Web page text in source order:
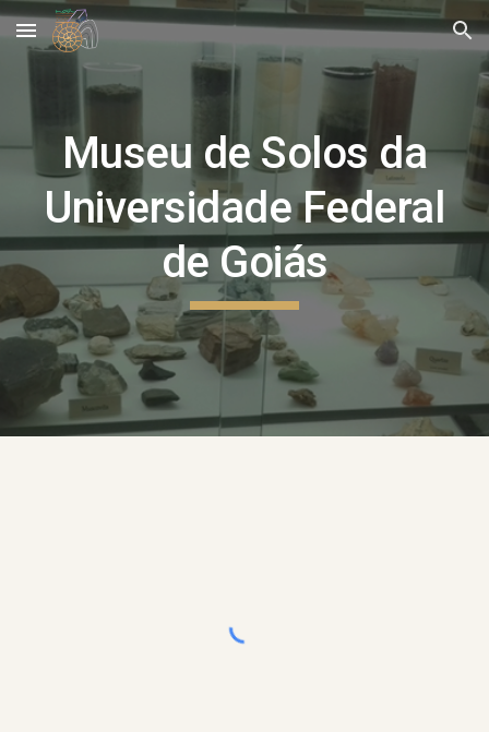
Skip to main content Skip to navigation
Museu de Solos da
Universidade Federal
de Goiás